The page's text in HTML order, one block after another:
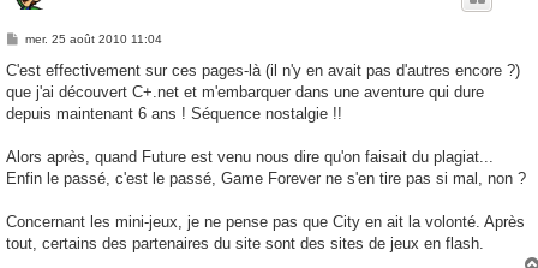
M
s
a
g
e
mer. 25 août 2010 11:04
C'est effectivement sur ces pages-là (il n'y en avait pas d'autres encore ?)
que j'ai découvert C+.net et m'embarquer dans une aventure qui dure
depuis maintenant 6 ans ! Séquence nostalgie !!
Alors après, quand Future est venu nous dire qu'on faisait du plagiat...
Enfin le passé, c'est le passé, Game Forever ne s'en tire pas si mal, non ?
Concernant les mini-jeux, je ne pense pas que City en ait la volonté. Après
tout, certains des partenaires du site sont des sites de jeux en flash.